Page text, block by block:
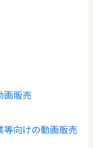
画販売
等向けの動画販売